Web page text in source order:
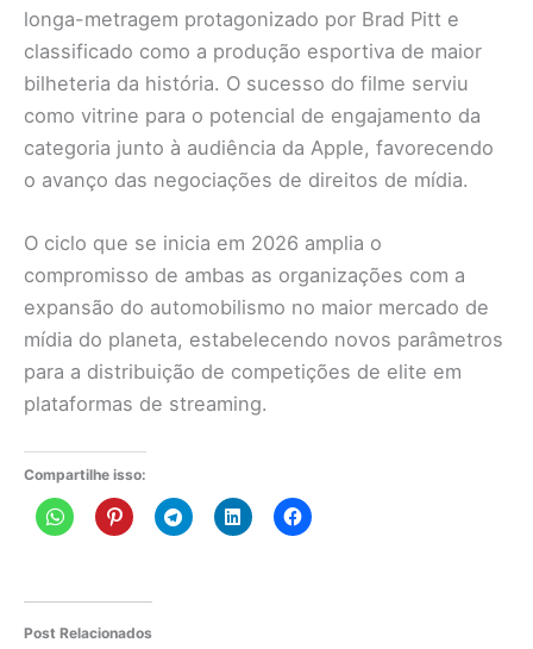
longa-metragem protagonizado por Brad Pitt e
classificado como a produção esportiva de maior
bilheteria da história. O sucesso do filme serviu
como vitrine para o potencial de engajamento da
categoria junto à audiência da Apple, favorecendo
o avanço das negociações de direitos de mídia.
O ciclo que se inicia em 2026 amplia o
compromisso de ambas as organizações com a
expansão do automobilismo no maior mercado de
mídia do planeta, estabelecendo novos parâmetros
para a distribuição de competições de elite em
plataformas de streaming.
Compartilhe isso:
Post Relacionados